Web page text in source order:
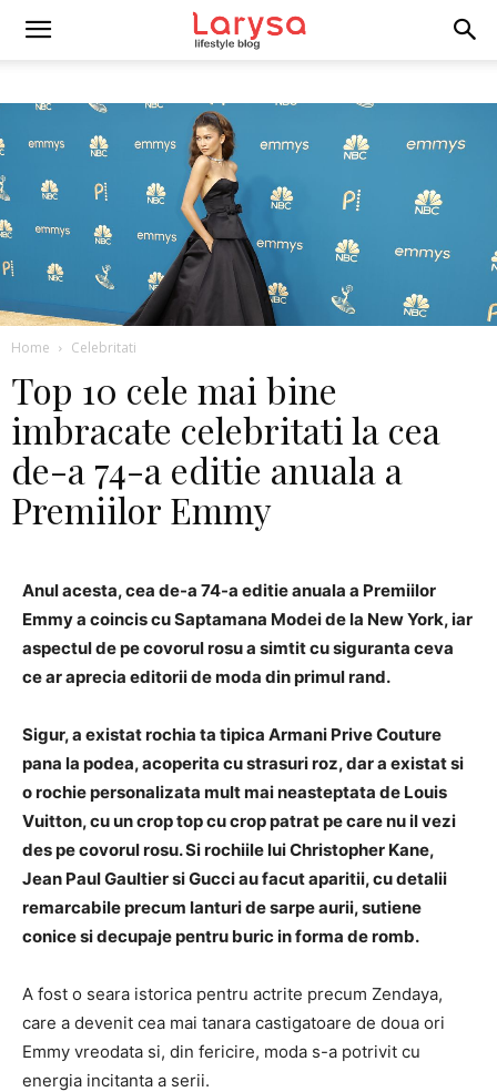
Home Celebritati
Top 10 cele mai bine
imbracate celebritati la cea
de-a 74-a editie anuala a
Premiilor Emmy
Anul acesta, cea de-a 74-a editie anuala a Premiilor
Emmy a coincis cu Saptamana Modei de la New York, iar
aspectul de pe covorul rosu a simtit cu siguranta ceva
ce ar aprecia editorii de moda din primul rand.
Sigur, a existat rochia ta tipica Armani Prive Couture
pana la podea, acoperita cu strasuri roz, dar a existat si
o rochie personalizata mult mai neasteptata de Louis
Vuitton, cu un crop top cu crop patrat pe care nu il vezi
des pe covorul rosu. Si rochiile lui Christopher Kane,
Jean Paul Gaultier si Gucci au facut aparitii, cu detalii
remarcabile precum lanturi de sarpe aurii, sutiene
conice si decupaje pentru buric in forma de romb.
A fost o seara istorica pentru actrite precum Zendaya,
care a devenit cea mai tanara castigatoare de doua ori
Emmy vreodata si, din fericire, moda s-a potrivit cu
energia incitanta a serii.